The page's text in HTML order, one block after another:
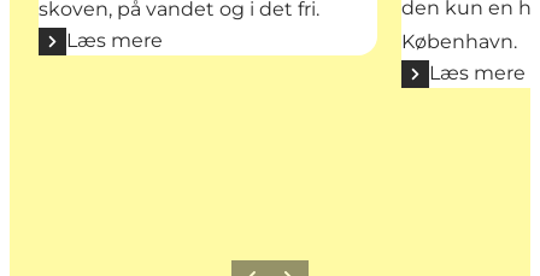
skoven, på vandet og i det fri.
Læs mere
den kun en
København.
Læs mere